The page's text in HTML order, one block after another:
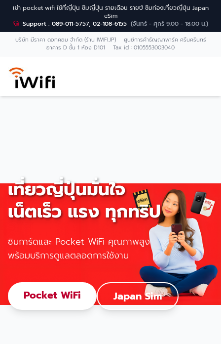
เช่า pocket wifi ใช้ที่ญี่ปุ่น ซิมญี่ปุ่น รายเดือน รายปี ซิมท่องเที่ยวญี่ปุ่น Japan
eSim
Support : 089-011-5757, 02-108-6155 (จันทร์ - ศุกร์ 9.00 - 18.00 น.)
บริษัท มีราคา ดอทคอม จำกัด (ร้าน IWIFI.JP) ศูนย์การค้าธัญญาพาร์ค ศรีนครินทร์
อาคาร D ชั้น 1 ห้อง D101 Tax id : 0105553003040
เที่ยวญี่ปุ่นมั่นใจ
เน็ตเร็ว แรง ทุกทริป
ซิมการ์ดและ Pocket WiFi คุณภาพสูง
พร้อมบริการดูแลตลอดการใช้งาน
Pocket WiFi Japan Sim